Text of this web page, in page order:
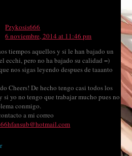
Pzykosis666
6 noviembre, 2014 at 11:46 pm
tiempos aquellos y si le han bajado un
ecchi, pero no ha bajado su calidad =)
nos sigas leyendo despues de taaanto
Cheers! De hecho tengo casi todos los
si yo no tengo que trabajar mucho pues no
conmigo.
a mi correo